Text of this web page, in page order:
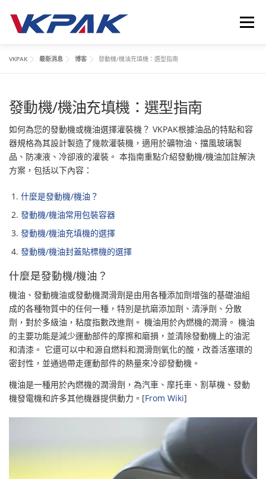
要
選單
聯繫我們 LANGUAGE
VKPAK 最新消息 博客 發動機/機油充填機：選型指南
發動機/機油充填機：選型指南
如何為您的發動機或機油選擇灌裝機？ VKPAK根據油品的特點和容
器規格為其設計製造了幾款灌裝機，適用於礦物油、擋風玻璃製
品、防凍液、冷卻液的灌裝。 本指南重點介紹發動機/機油加註解決
方案，包括以下內容：
什麼是發動機/機油？
發動機/機油常用包裝容器
發動機/機油充填機的選擇
發動機/機油封蓋貼標機的選擇
什麼是發動機/機油？
機油、發動機油或發動機潤滑劑是由用各種添加劑增強的基礎油組
成的各種物質中的任何一種，特別是抗磨添加劑、清淨劑、分散
劑，對於多級油，粘度指數改進劑。 機油用於內燃機的潤滑。 機油
的主要功能是減少運動部件的摩擦和磨損，並清除發動機上的油泥
和清漆。 它還可以中和源自燃料和潤滑劑氧化的酸，改善活塞環的
密封性，並通過帶走運動部件的熱量來冷卻發動機。
機油是一種用於內燃機的潤滑劑，為汽車、摩托車、割草機、發動
機發電機和許多其他機器提供動力。[From Wiki]